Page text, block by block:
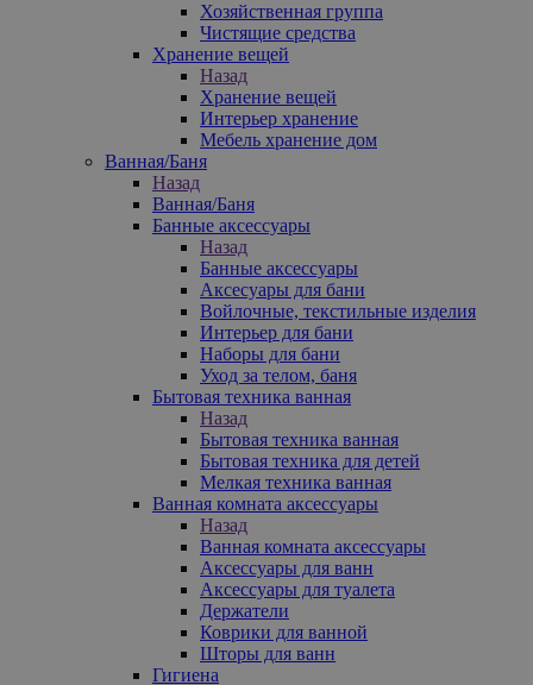
Хозяйственная группа
Чистящие средства
Хранение вещей
Назад
Хранение вещей
Интерьер хранение
Мебель хранение дом
Ванная/Баня
Назад
Ванная/Баня
Банные аксессуары
Назад
Банные аксессуары
Аксесуары для бани
Войлочные, текстильные изделия
Интерьер для бани
Наборы для бани
Уход за телом, баня
Бытовая техника ванная
Назад
Бытовая техника ванная
Бытовая техника для детей
Мелкая техника ванная
Ванная комната аксессуары
Назад
Ванная комната аксессуары
Аксессуары для ванн
Аксессуары для туалета
Держатели
Коврики для ванной
Шторы для ванн
Гигиена